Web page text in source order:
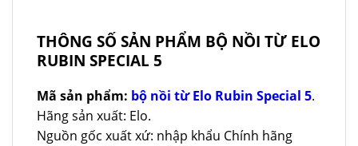
THÔNG SỐ SẢN PHẨM BỘ NỒI TỪ ELO
RUBIN SPECIAL 5
Mã sản phẩm: bộ nồi từ Elo Rubin Special 5.
Hãng sản xuất: Elo.
Nguồn gốc xuất xứ: nhập khẩu Chính hãng